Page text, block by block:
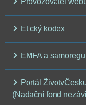
Provozovatel
Etický kodex
EMFA a
Portál
(Nadační fond